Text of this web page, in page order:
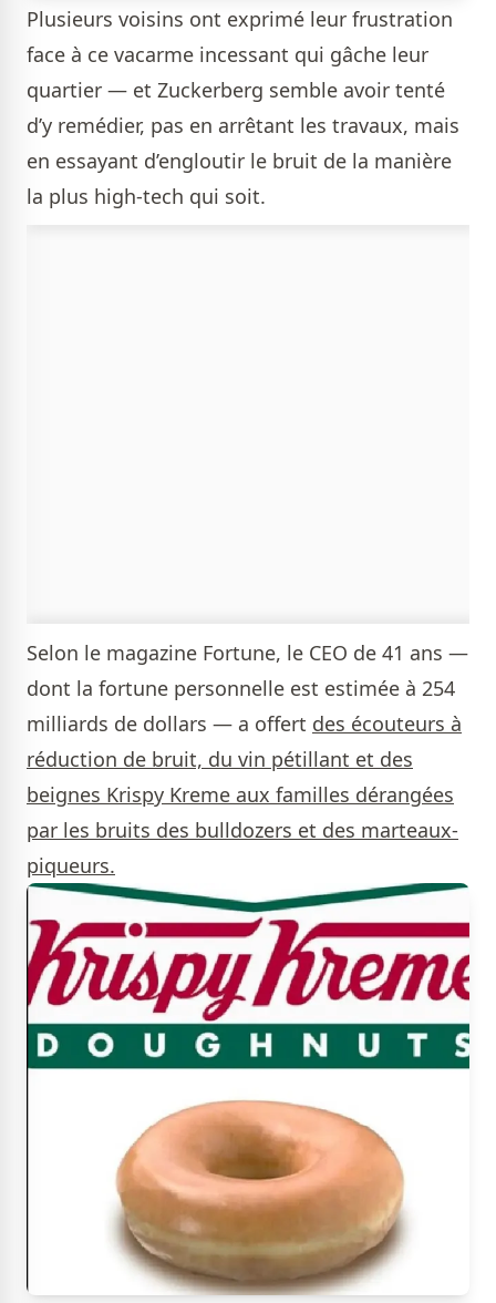
Plusieurs voisins ont exprimé leur frustration
face à ce vacarme incessant qui gâche leur
quartier — et Zuckerberg semble avoir tenté
d’y remédier, pas en arrêtant les travaux, mais
en essayant d’engloutir le bruit de la manière
la plus high-tech qui soit.
Selon le magazine Fortune, le CEO de 41 ans —
dont la fortune personnelle est estimée à 254
milliards de dollars — a offert des écouteurs à
réduction de bruit, du vin pétillant et des
beignes Krispy Kreme aux familles dérangées
par les bruits des bulldozers et des marteaux-
piqueurs.